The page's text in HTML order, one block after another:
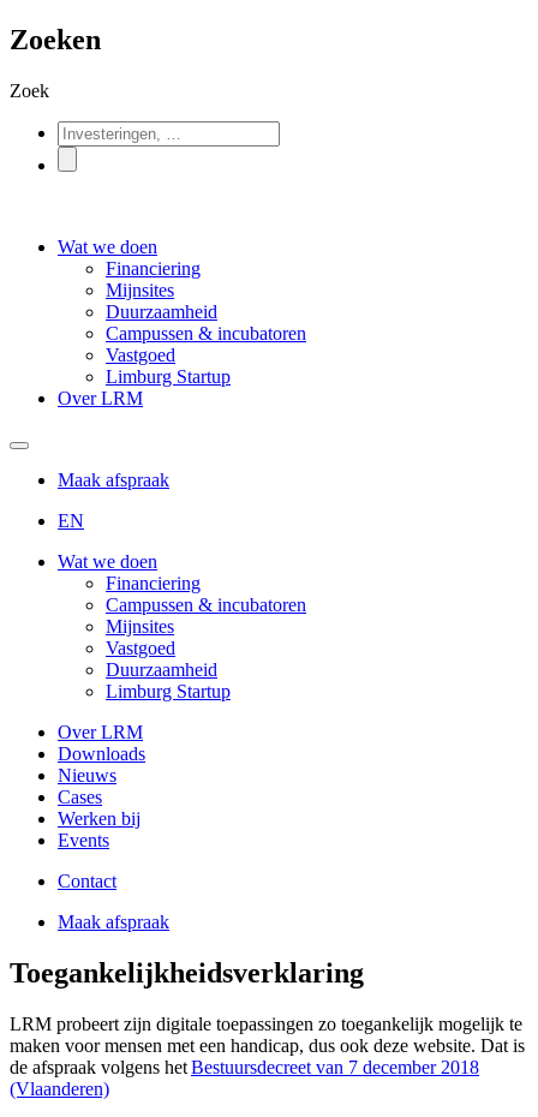
Zoeken
Zoek
Wat we doen
Financiering
Mijnsites
Duurzaamheid
Campussen & incubatoren
Vastgoed
Limburg Startup
Over LRM
Maak afspraak
EN
Wat we doen
Financiering
Campussen & incubatoren
Mijnsites
Vastgoed
Duurzaamheid
Limburg Startup
Over LRM
Downloads
Nieuws
Cases
Werken bij
Events
Contact
Maak afspraak
Toegankelijkheidsverklaring
LRM probeert zijn digitale toepassingen zo toegankelijk mogelijk te
maken voor mensen met een handicap, dus ook deze website. Dat is
de afspraak volgens hetBestuursdecreet van 7 december 2018
(Vlaanderen)